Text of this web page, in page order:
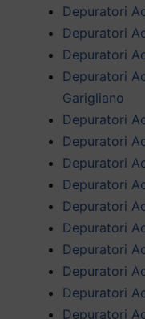
Depuratori
Depuratori
Depuratori
Depuratori
Garigliano
Depuratori
Depuratori
Depuratori
Depuratori
Depuratori
Depuratori
Depuratori
Depuratori
Depuratori
Depuratori